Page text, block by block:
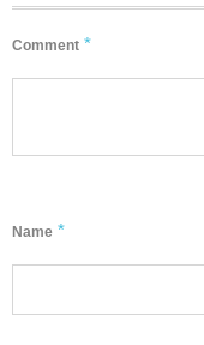
Comment *
Name *